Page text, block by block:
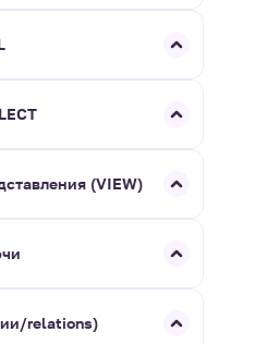
(VIEW)
relations)